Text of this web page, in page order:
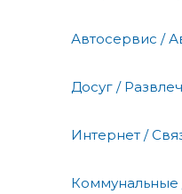
Автосервис /
Досуг /
Интернет /